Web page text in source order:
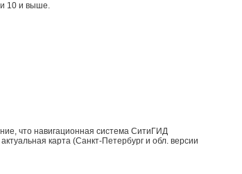
10 и выше.
что навигационная система СитиГИД
карта (Санкт-Петербург и обл. версии